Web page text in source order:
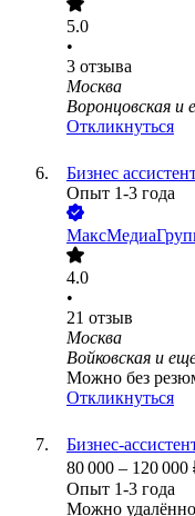
5.0
•
3 отзыва
Москва
Воронцовская и
Откликнуться
Бизнес
Опыт 1-3 года
4.0
•
21 отзыв
Москва
Войковская и
Можно без
Откликнуться
Бизнес-
80 000 – 120 000
Опыт 1-3 года
Можно удалённо